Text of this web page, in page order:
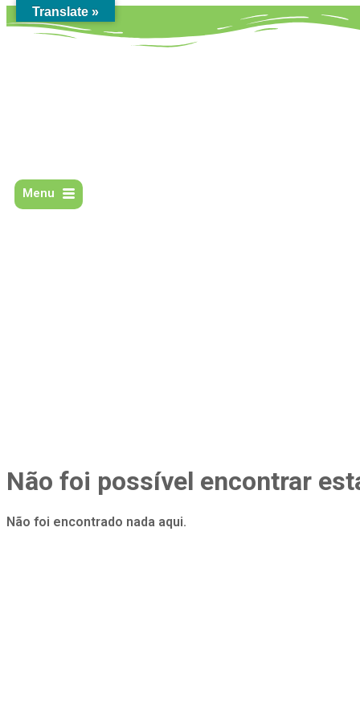
Menu
Não foi possível encontrar
Não foi encontrado nada aqui.
Translate »